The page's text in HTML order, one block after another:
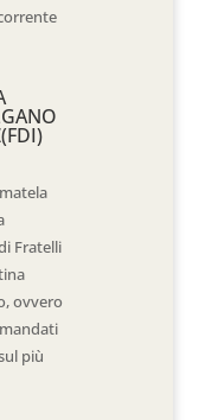
Fratelli
ovvero
più